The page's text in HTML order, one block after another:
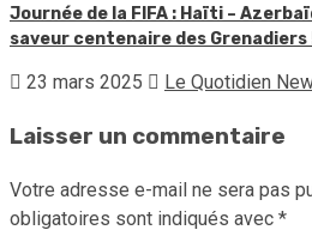
Journée de la FIFA : Haïti –
saveur centenaire des Grenadiers
23 mars 2025 Le Quotidien
Laisser un commentaire
Votre adresse e-mail ne sera pas
obligatoires sont indiqués avec *